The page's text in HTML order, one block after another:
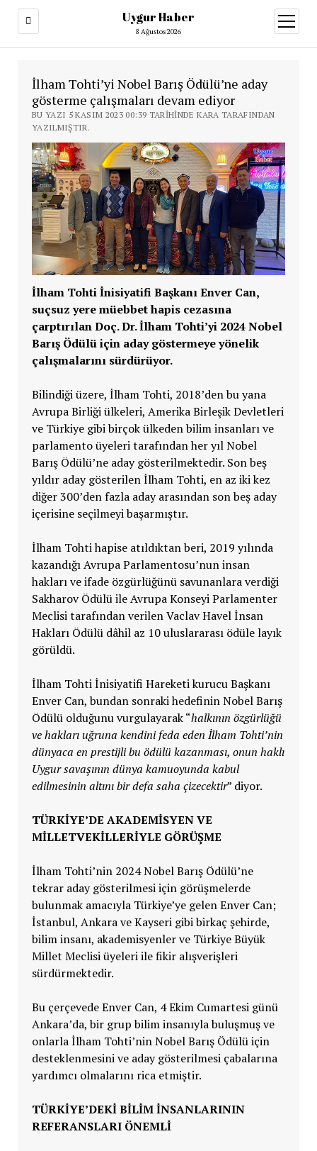
Uygur Haber
8 Ağustos 2026
aç
İlham Tohti’yi Nobel Barış Ödülü’ne aday
gösterme çalışmaları devam ediyor
BU YAZI 5 KASIM 2023 00:39 TARIHINDE KARA TARAFINDAN
YAZILMIŞTIR.
İlham Tohti İnisiyatifi Başkanı Enver Can,
suçsuz yere müebbet hapis cezasına
çarptırılan Doç. Dr. İlham Tohti’yi 2024 Nobel
Barış Ödülü için aday göstermeye yönelik
çalışmalarını sürdürüyor.
Bilindiği üzere, İlham Tohti, 2018’den bu yana
Avrupa Birliği ülkeleri, Amerika Birleşik Devletleri
ve Türkiye gibi birçok ülkeden bilim insanları ve
parlamento üyeleri tarafından her yıl Nobel
Barış Ödülü’ne aday gösterilmektedir. Son beş
yıldır aday gösterilen İlham Tohti, en az iki kez
diğer 300’den fazla aday arasından son beş aday
içerisine seçilmeyi başarmıştır.
İlham Tohti hapise atıldıktan beri, 2019 yılında
kazandığı Avrupa Parlamentosu’nun insan
hakları ve ifade özgürlüğünü savunanlara verdiği
Sakharov Ödülü ile Avrupa Konseyi Parlamenter
Meclisi tarafından verilen Vaclav Havel İnsan
Hakları Ödülü dâhil az 10 uluslararası ödüle layık
görüldü.
İlham Tohti İnisiyatifi Hareketi kurucu Başkanı
Enver Can, bundan sonraki hedefinin Nobel Barış
Ödülü olduğunu vurgulayarak “halkının özgürlüğü
ve hakları uğruna kendini feda eden İlham Tohti’nin
dünyaca en prestijli bu ödülü kazanması, onun haklı
Uygur savaşının dünya kamuoyunda kabul
edilmesinin altını bir defa saha çizecektir” diyor.
TÜRKİYE’DE AKADEMİSYEN VE
MİLLETVEKİLLERİYLE GÖRÜŞME
İlham Tohti’nin 2024 Nobel Barış Ödülü’ne
tekrar aday gösterilmesi için görüşmelerde
bulunmak amacıyla Türkiye’ye gelen Enver Can;
İstanbul, Ankara ve Kayseri gibi birkaç şehirde,
bilim insanı, akademisyenler ve Türkiye Büyük
Millet Meclisi üyeleri ile fikir alışverişleri
sürdürmektedir.
Bu çerçevede Enver Can, 4 Ekim Cumartesi günü
Ankara’da, bir grup bilim insanıyla buluşmuş ve
onlarla İlham Tohti’nin Nobel Barış Ödülü için
desteklenmesini ve aday gösterilmesi çabalarına
yardımcı olmalarını rica etmiştir.
TÜRKİYE’DEKİ BİLİM İNSANLARININ
REFERANSLARI ÖNEMLİ